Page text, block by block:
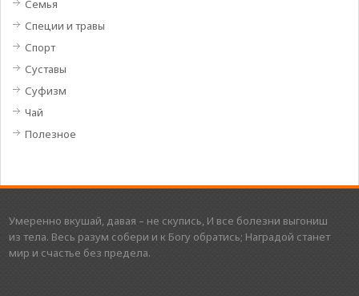
Семья
Специи и травы
Спорт
Суставы
Суфизм
Чай
Полезное
Умеренно вкушай, давая – не скупись, И все болезни выгониш
из тела. Весь разум собери и к Богу обратись; Наградой станет
мир и счастье без предела.